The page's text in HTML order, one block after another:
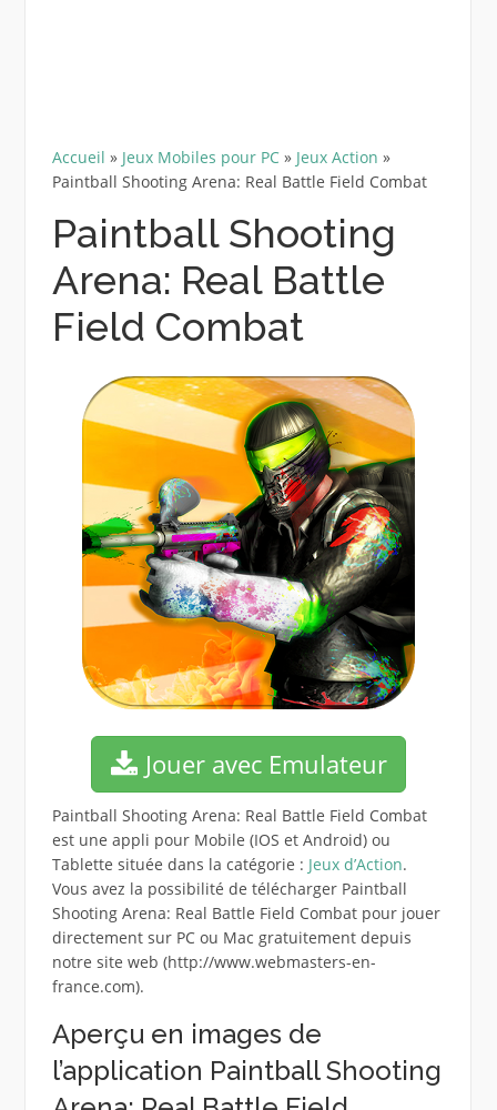
Accueil » Jeux Mobiles pour PC» Jeux Action »
Paintball Shooting Arena: Real Battle Field Combat
Paintball Shooting
Arena: Real Battle
Field Combat
Jouer avec Emulateur
Paintball Shooting Arena: Real Battle Field Combat
est une appli pour Mobile (IOS et Android) ou
Tablette située dans la catégorie : Jeux d’Action.
Vous avez la possibilité de télécharger Paintball
Shooting Arena: Real Battle Field Combat pour jouer
directement sur PC ou Mac gratuitement depuis
notre site web (http://www.webmasters-en-
france.com).
Aperçu en images de
l’application Paintball Shooting